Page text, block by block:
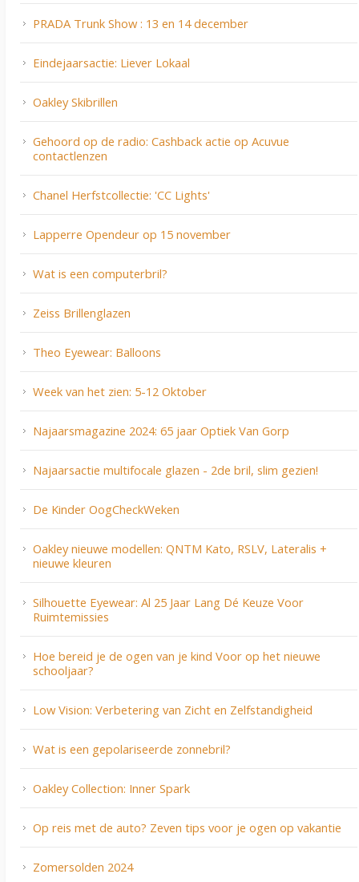
PRADA Trunk Show : 13 en 14 december
Eindejaarsactie: Liever Lokaal
Oakley Skibrillen
Gehoord op de radio: Cashback actie op Acuvue
contactlenzen
Chanel Herfstcollectie: 'CC Lights'
Lapperre Opendeur op 15 november
Wat is een computerbril?
Zeiss Brillenglazen
Theo Eyewear: Balloons
Week van het zien: 5-12 Oktober
Najaarsmagazine 2024: 65 jaar Optiek Van Gorp
Najaarsactie multifocale glazen - 2de bril, slim gezien!
De Kinder OogCheckWeken
Oakley nieuwe modellen: QNTM Kato, RSLV, Lateralis +
nieuwe kleuren
Silhouette Eyewear: Al 25 Jaar Lang Dé Keuze Voor
Ruimtemissies
Hoe bereid je de ogen van je kind Voor op het nieuwe
schooljaar?
Low Vision: Verbetering van Zicht en Zelfstandigheid
Wat is een gepolariseerde zonnebril?
Oakley Collection: Inner Spark
Op reis met de auto? Zeven tips voor je ogen op vakantie
Zomersolden 2024